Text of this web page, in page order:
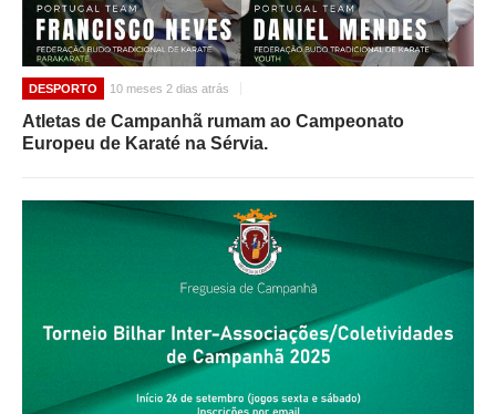
DESPORTO 10 meses 2 dias atrás
Atletas de Campanhã rumam ao Campeonato
Europeu de Karaté na Sérvia.